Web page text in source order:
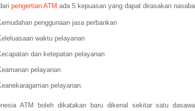
pengertian ATM ada 5 kepuasan yang dapat dirasakan
penggunaan jasa perbankan
waktu pelayanan
dan ketepatan pelayanan
pelayanan
pelayanan.
ATM boleh dikatakan baru dikenal sekitar satu